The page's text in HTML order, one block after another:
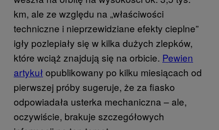
km, ale ze względu na „właściwości
techniczne i nieprzewidziane efekty cieplne”
igły pozlepiały się w kilka dużych zlepków,
które wciąż znajdują się na orbicie. Pewien
artykuł opublikowany po kilku miesiącach od
pierwszej próby sugeruje, że za fiasko
odpowiadała usterka mechaniczna – ale,
oczywiście, brakuje szczegółowych